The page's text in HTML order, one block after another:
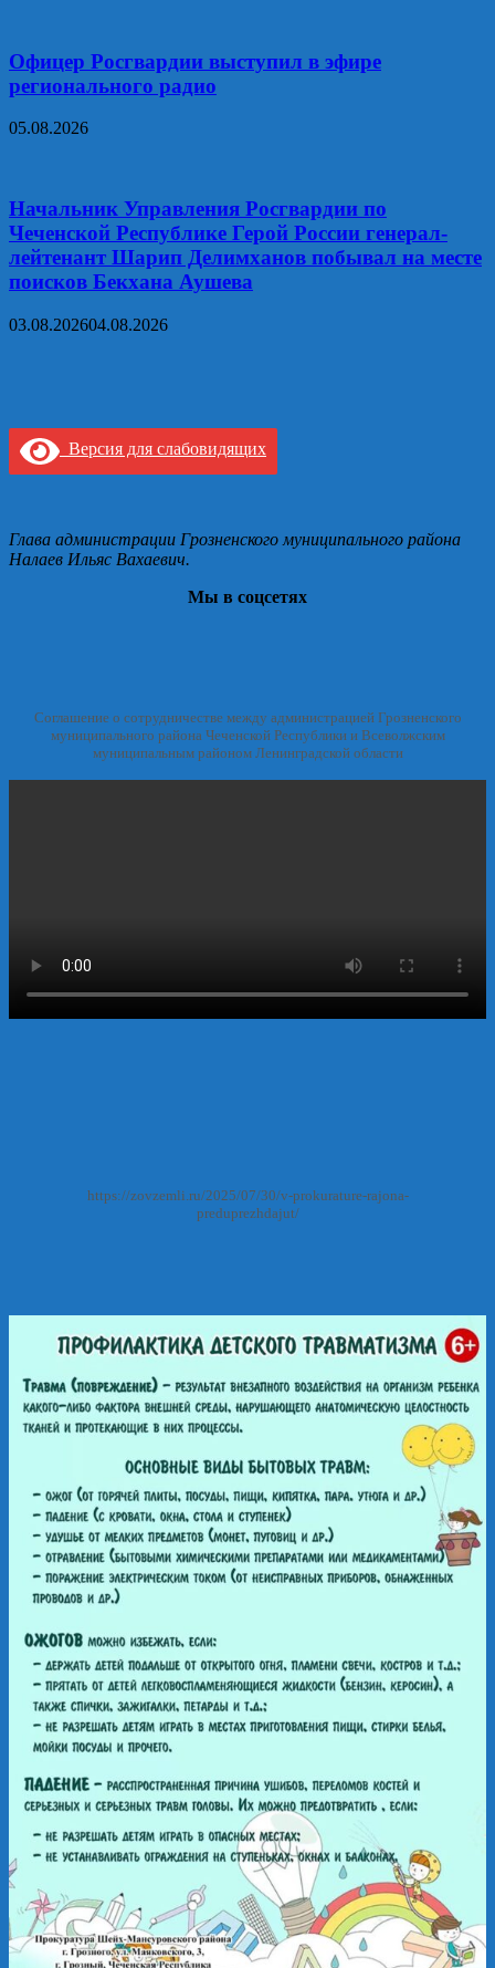
Офицер Росгвардии выступил в эфире
регионального радио
05.08.2026
Начальник Управления Росгвардии по
Чеченской Республике Герой России генерал-
лейтенант Шарип Делимханов побывал на месте
поисков Бекхана Аушева
03.08.202604.08.2026
Версия для слабовидящих
Глава администрации Грозненского муниципального района
Налаев Ильяс Вахаевич.
Мы в соцсетях
Соглашение о сотрудничестве между администрацией Грозненского
муниципального района Чеченской Республики и Всеволжским
муниципальным районом Ленинградской области
https://zovzemli.ru/2025/07/30/v-prokurature-rajona-
preduprezhdajut/